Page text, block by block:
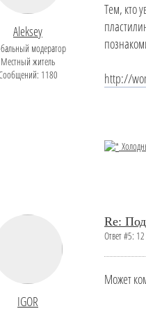
Aleksey
модератор
Местный житель
1180
Тем, кто
http://
IGOR
Re:
Ответ #5:
Может